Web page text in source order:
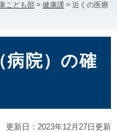
こども部 > 健康課 > 近くの医療
病院）の確
更新日：2023年12月27日更新